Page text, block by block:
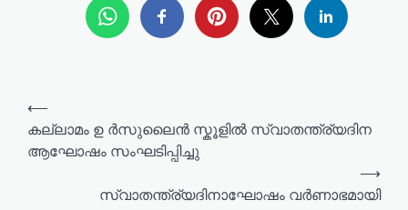
⟵
കല്ലാമം ഉ ർസുലൈന്‍ സ്കൂളിൽ സ്വാതന്ത്ര്യദിന
ആഘോഷം സംഘടിപ്പിച്ചു
സ്വാതന്ത്ര്യദിനാഘോഷം വർണാഭമായി
⟶